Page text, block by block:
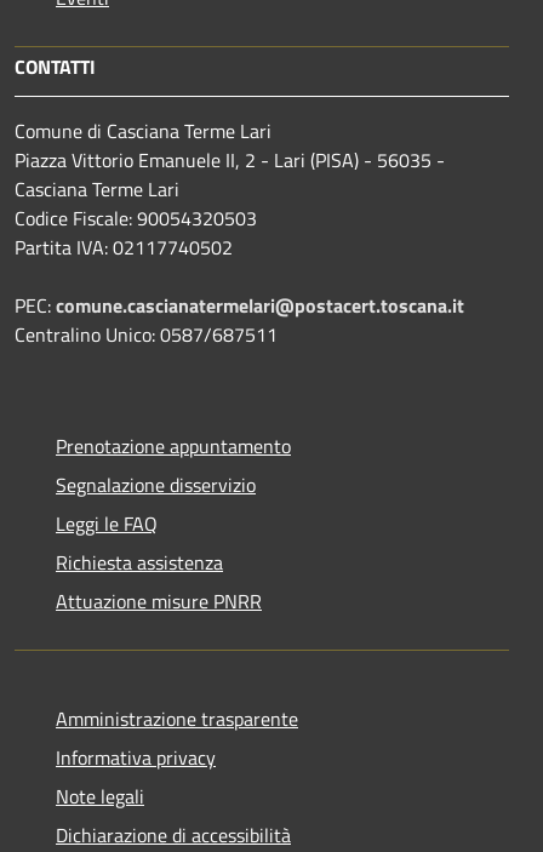
CONTATTI
Comune di Casciana Terme Lari
Piazza Vittorio Emanuele II, 2 - Lari (PISA) - 56035 -
Casciana Terme Lari
Codice Fiscale: 90054320503
Partita IVA: 02117740502
PEC:comune.cascianatermelari@postacert.toscana.it
Centralino Unico: 0587/687511
Prenotazione appuntamento
Segnalazione disservizio
Leggi le FAQ
Richiesta assistenza
Attuazione misure PNRR
Amministrazione trasparente
Informativa privacy
Note legali
Dichiarazione di accessibilità